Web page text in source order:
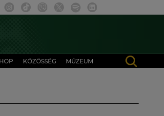
KÖZÖSSÉG MÚZEUM